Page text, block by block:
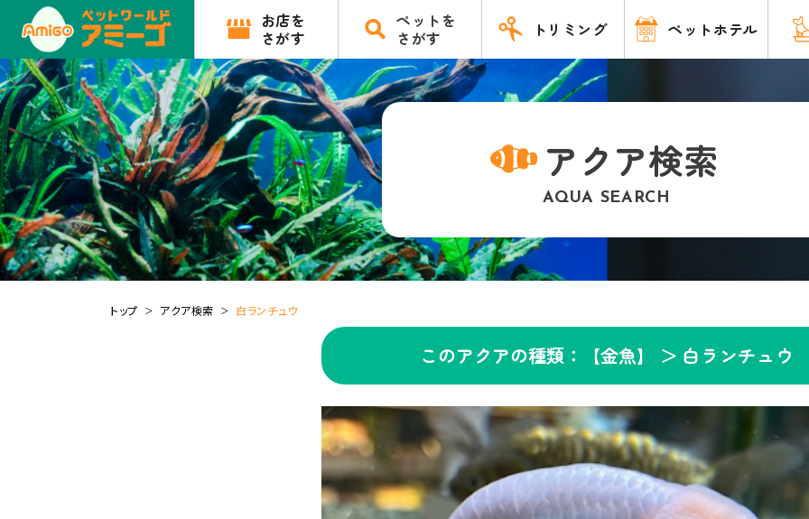
お店を
さがす
ペットを
さがす
トリミング ペットホテル
アクア検索
AQUA SEARCH
トップ アクア検索 白ランチュウ
このアクアの種類：【金魚】 ＞ 白ランチュウ